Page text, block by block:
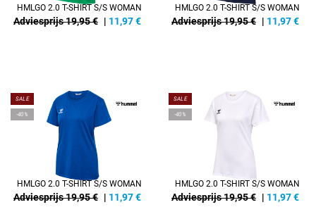
HMLGO 2.0 T-SHIRT S/S WOMAN
Adviesprijs 19,95 € | 11,97€
HMLGO 2.0 T-SHIRT S/S WOMAN
Adviesprijs 19,95 € | 11,97€
SALE
-40%
HMLGO 2.0 T-SHIRT S/S WOMAN
Adviesprijs 19,95 € | 11,97€
SALE
-40%
HMLGO 2.0 T-SHIRT S/S WOMAN
Adviesprijs 19,95 € | 11,97€